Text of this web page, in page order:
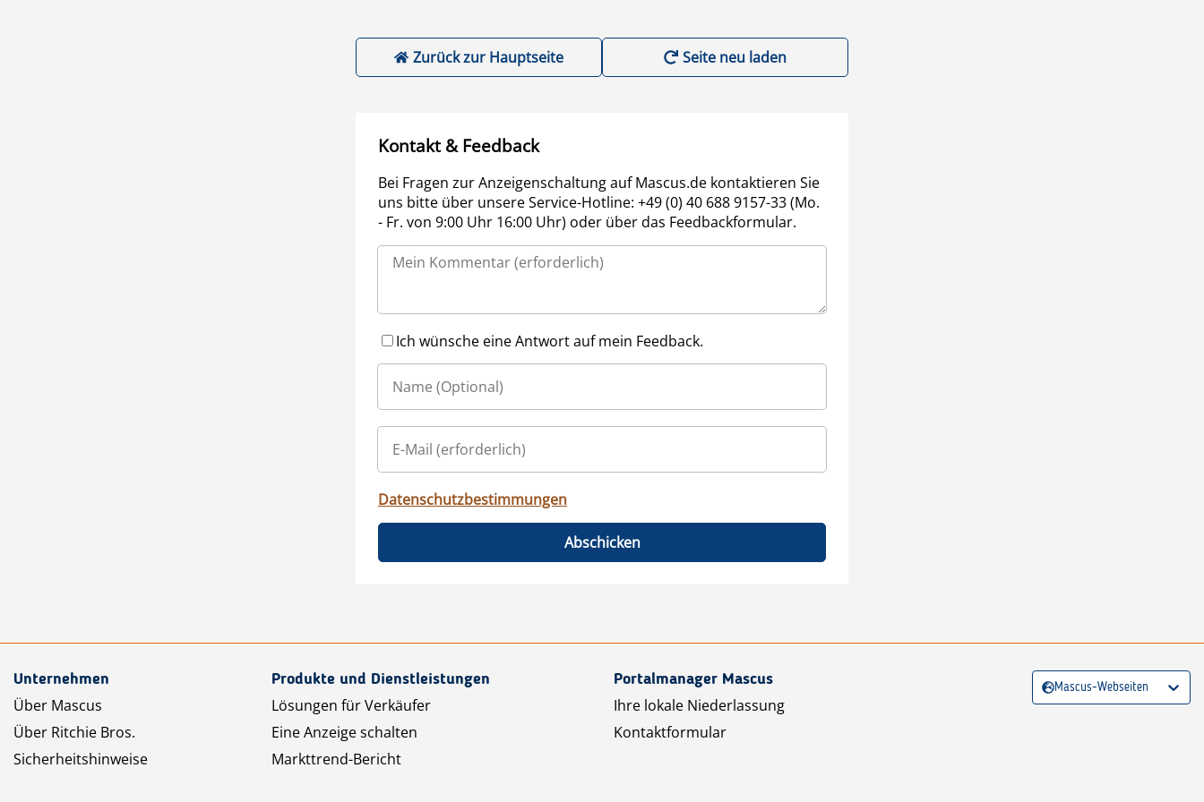
Zurück zur Hauptseite Seite neu laden
Kontakt & Feedback
Bei Fragen zur Anzeigenschaltung auf Mascus.de kontaktieren Sie
uns bitte über unsere Service-Hotline: +49 (0) 40 688 9157-33 (Mo.
- Fr. von 9:00 Uhr 16:00 Uhr) oder über das Feedbackformular.
Ich wünsche eine Antwort auf mein Feedback.
Datenschutzbestimmungen
Abschicken
Unternehmen
Über Mascus
Über Ritchie Bros.
Sicherheitshinweise
Produkte und Dienstleistungen
Lösungen für Verkäufer
Eine Anzeige schalten
Markttrend-Bericht
Portalmanager Mascus
Ihre lokale Niederlassung
Kontaktformular
Mascus-Webseiten